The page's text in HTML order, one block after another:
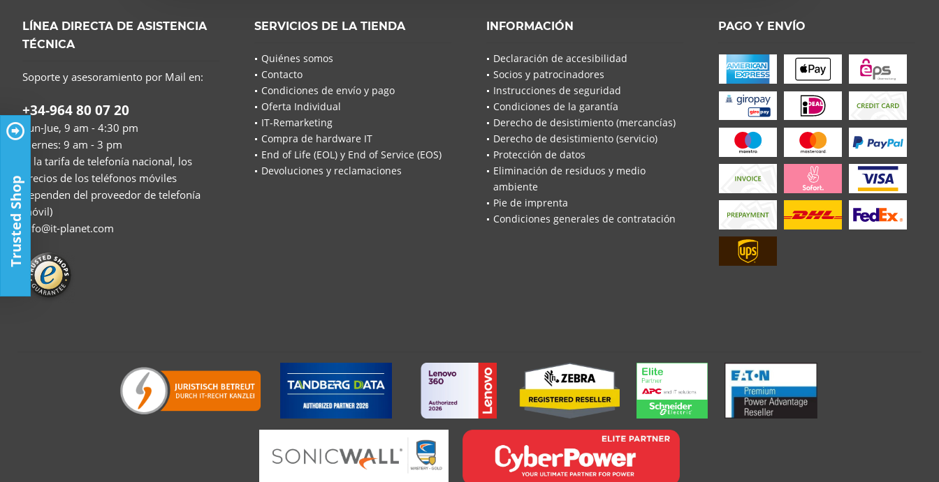
Los campos con * son obligatorios
Envía
LÍNEA DIRECTA DE ASISTENCIA
TÉCNICA
Soporte y asesoramiento por Mail en:
+34-964 80 07 20
Lun-Jue, 9 am - 4:30 pm
Viernes: 9 am - 3 pm
(a la tarifa de telefonía nacional, los
precios de los teléfonos móviles
dependen del proveedor de telefonía
móvil)
info@it-planet.com
SERVICIOS DE LA TIENDA
Quiénes somos
Contacto
Condiciones de envío y pago
Oferta Individual
IT-Remarketing
Compra de hardware IT
End of Life (EOL) y End of Service (EOS)
Devoluciones y reclamaciones
INFORMACIÓN
Declaración de accesibilidad
Socios y patrocinadores
Instrucciones de seguridad
Condiciones de la garantía
Derecho de desistimiento (mercancías)
Derecho de desistimiento (servicio)
Protección de datos
Eliminación de residuos y medio
ambiente
Pie de imprenta
Condiciones generales de contratación
PAGO Y ENVÍO
Trusted Shop